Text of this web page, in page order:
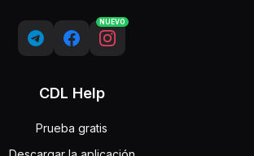
NUEVO
CDL Help
Prueba gratis